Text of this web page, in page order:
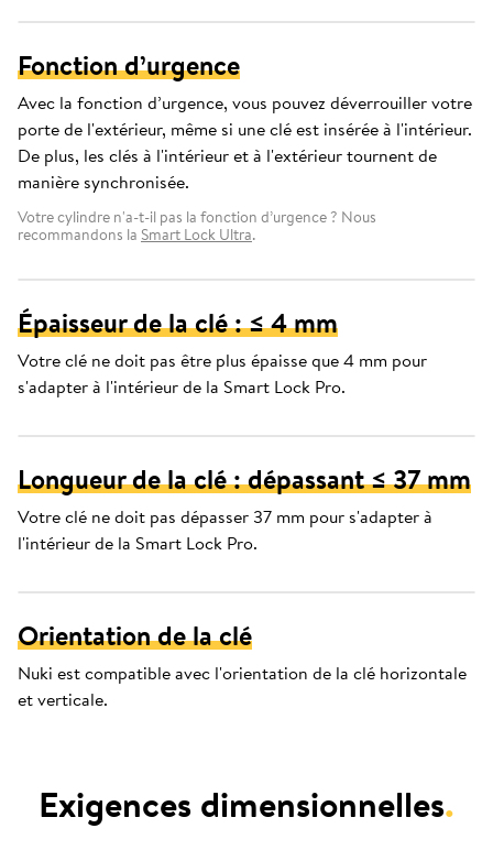
Fonction d’urgence
Avec la fonction d’urgence, vous pouvez déverrouiller votre
porte de l'extérieur, même si une clé est insérée à l'intérieur.
De plus, les clés à l'intérieur et à l'extérieur tournent de
manière synchronisée.
Votre cylindre n'a-t-il pas la fonction d’urgence ? Nous
recommandons la Smart Lock Ultra.
Épaisseur de la clé : ≤ 4 mm
Votre clé ne doit pas être plus épaisse que 4 mm pour
s'adapter à l'intérieur de la Smart Lock Pro.
Longueur de la clé : dépassant ≤ 37 mm
Votre clé ne doit pas dépasser 37 mm pour s'adapter à
l'intérieur de la Smart Lock Pro.
Orientation de la clé
Nuki est compatible avec l'orientation de la clé horizontale
et verticale.
Exigences dimensionnelles.